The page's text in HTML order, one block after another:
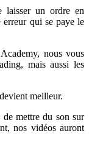
laisser un ordre en
erreur qui se paye le
nous vous
mais aussi les
meilleur.
mettre du son sur
nos vidéos auront